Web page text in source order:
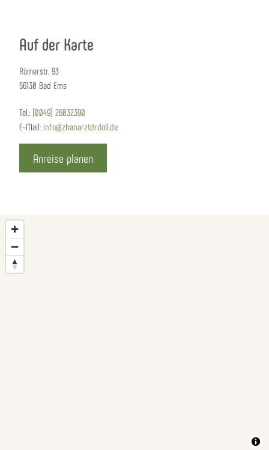
Auf der Karte
Römerstr. 93
56130 Bad Ems
Tel.: (0049) 26032390
E-Mail: info@zhanarztdrdoll.de
Anreise planen